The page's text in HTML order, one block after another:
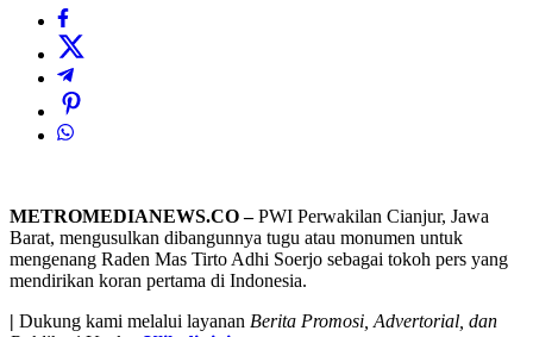
METROMEDIANEWS.CO –PWI Perwakilan Cianjur, Jawa
Barat, mengusulkan dibangunnya tugu atau monumen untuk
mengenang Raden Mas Tirto Adhi Soerjo sebagai tokoh pers yang
mendirikan koran pertama di Indonesia.
| Dukung kami melalui layanan Berita Promosi, Advertorial, dan